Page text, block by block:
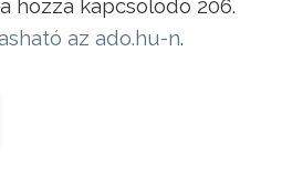
hozzá kapcsolódó 206.
az ado.hu-n.